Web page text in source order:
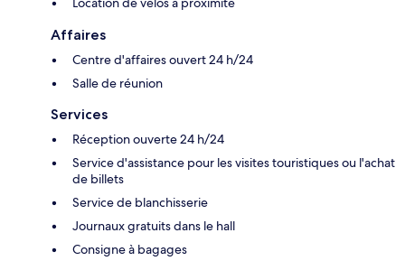
Affaires
Centre d'affaires ouvert 24 h/24
Salle de réunion
Services
Réception ouverte 24 h/24
Service d'assistance pour les visites touristiques ou l'achat
de billets
Service de blanchisserie
Journaux gratuits dans le hall
Consigne à bagages